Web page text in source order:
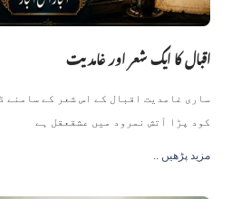
اقبال کا ایک شعر اور غامدیت
ساری غامدیت اقبال کے اس شعر کے سامنے
کود پڑا آتش نمرود میں عشقعقل ہے
.. مزید پڑھیں